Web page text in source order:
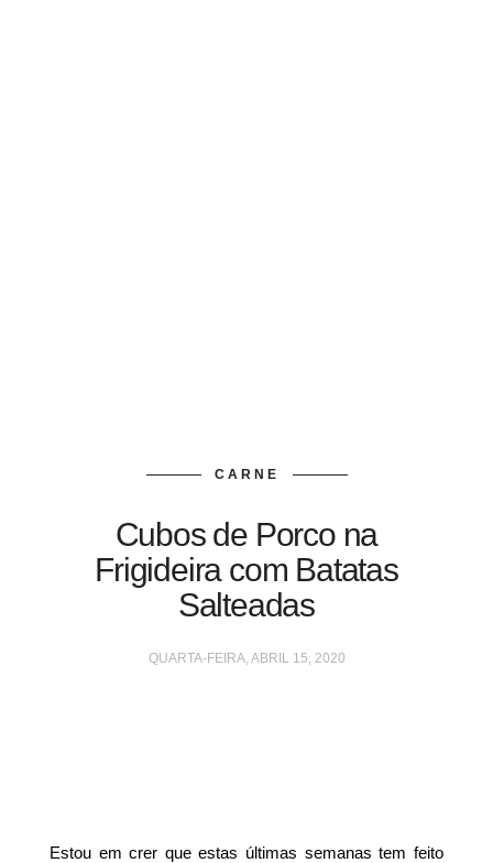
CARNE
Cubos de Porco na
Frigideira com Batatas
Salteadas
QUARTA-FEIRA, ABRIL 15, 2020
Estou em crer que estas últimas semanas tem feito